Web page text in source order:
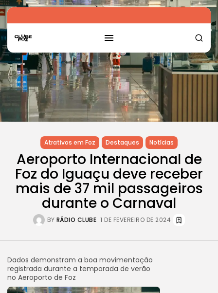
Atrativos em Foz Destaques Notícias
Aeroporto Internacional de
Foz do Iguaçu deve receber
mais de 37 mil passageiros
durante o Carnaval
BY RÁDIO CLUBE 1 DE FEVEREIRO DE 2024
Dados demonstram a boa movimentação
registrada durante a temporada de verão
no Aeroporto de Foz